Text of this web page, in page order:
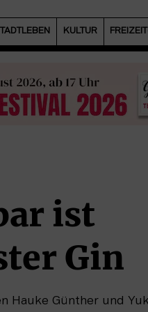
KULTUR
ist
Gin
Hauke Günther und